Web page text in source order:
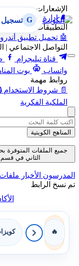
الإشعارات
🔔 إدارة الإشعارات
التطبيقات
🤖 تحميل تطبيق
التواصل الاجتماعي |
قناة تيليجرام
واتساب
بوت
روابط مهمة
📄 شروط الاستخدام
الملكية الفكرية
G تسجيل
المناهج الكويتية
جميع الملفات
الثاني في قسم
المدرسون الأخبار
تم نسخ الرابط
🔥